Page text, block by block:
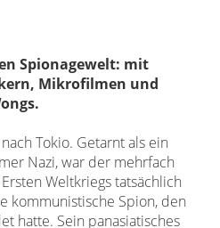
Spionagewelt: mit
Mikrofilmen und
Tokio. Getarnt als ein
Nazi, war der mehrfach
Weltkriegs tatsächlich
kommunistische Spion, den
hatte. Sein panasiatisches